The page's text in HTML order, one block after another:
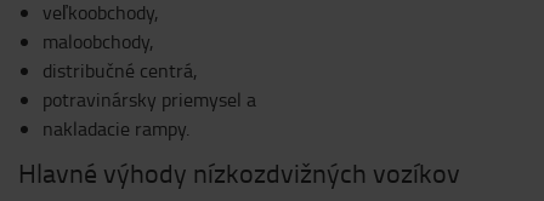
veľkoobchody,
maloobchody,
distribučné centrá,
potravinársky priemysel a
nakladacie rampy.
Hlavné výhody nízkozdvižných vozíkov